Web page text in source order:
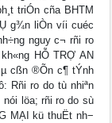
triÓn cña BHTM
g¾n liÒn víi cuéc
nguy c¬ rñi ro
HỖ TRỢ AN
cßn ®Õn c¶ tÝnh
Rñi ro do tù nhiªn
löa; rñi ro do sù
MẠI kü thuËt nh−